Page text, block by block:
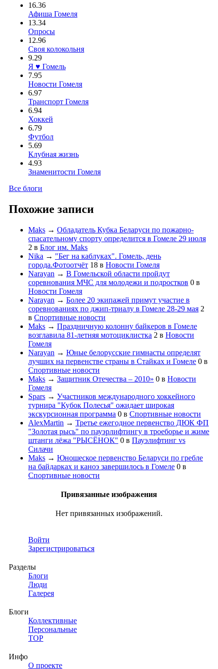
16.36
Афиша Гомеля
13.34
Опросы
12.96
Своя колокольня
9.29
Я ♥ Гомель
7.95
Новости Гомеля
6.97
Транспорт Гомеля
6.94
Хоккей
6.79
Футбол
5.69
Клубная жизнь
4.93
Знаменитости Гомеля
Все блоги
Похожие записи
Maks → Обладатель Кубка Беларуси по пожарно-
спасательному спорту определится в Гомеле 29 июля
2 в Блог им. Maks
Nika → "Бег на каблуках". Гомель, день
города.Фотоотчёт 18 в Новости Гомеля
Narayan → В Гомельской области пройдут
соревнования МЧС для молодежи и подростков 0 в
Новости Гомеля
Narayan → Более 20 экипажей примут участие в
соревнованиях по джип-триалу в Гомеле 28-29 мая 2
в Спортивные новости
Maks → Праздничную колонну байкеров в Гомеле
возглавила 81-летняя мотоциклистка 2 в Новости
Гомеля
Narayan → Юные белорусские гимнасты определят
лучших на первенстве страны в Стайках и Гомеле 0 в
Спортивные новости
Maks → Защитник Отечества – 2010» 0 в Новости
Гомеля
Spars → Участников международного хоккейного
турнира "Кубок Полесья" ожидает широкая
экскурсионная программа 0 в Спортивные новости
AlexMartin → Третье ежегодное первенство ДЮК ФП
"Золотая рысь" по пауэрлифтингу в троеборье и жиме
штанги лёжа "РЫСЁНОК" 0 в Пауэлифтинг vs
Силачи
Maks → Юношеское первенство Беларуси по гребле
на байдарках и каноэ завершилось в Гомеле 0 в
Спортивные новости
Привязанные изображения
Нет привязанных изображений.
Войти
Зарегистрироваться
Разделы
Блоги
Люди
Галерея
Блоги
Коллективные
Персональные
TOP
Инфо
О проекте